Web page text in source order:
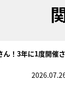
ん！3年に1度開催さ